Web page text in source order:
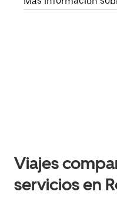
Viajes
servicios en